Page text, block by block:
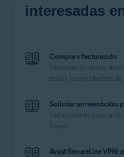
interesadas
Compra y facturación
Información sobre
todos los productos de
Solicitar un reembolso
Instrucciones para
Avast.
Avast SecureLine VPN: